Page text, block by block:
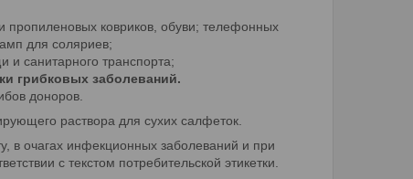
пропиленовых ковриков, обуви; телефонных
для соляриев;
санитарного транспорта;
грибковых заболеваний.
доноров.
раствора для сухих салфеток.
в очагах инфекционных заболеваний и при
с текстом потребительской этикетки.